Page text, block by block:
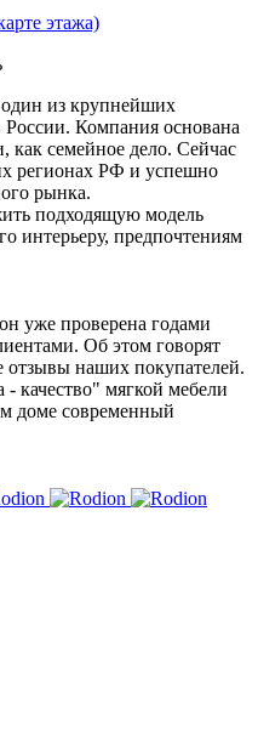
этажа)
из крупнейших
России. Компания основана
как семейное дело. Сейчас
регионах РФ и успешно
рынка.
подходящую модель
интерьеру, предпочтениям
уже проверена годами
Об этом говорят
наших покупателей.
качество" мягкой мебели
доме современный